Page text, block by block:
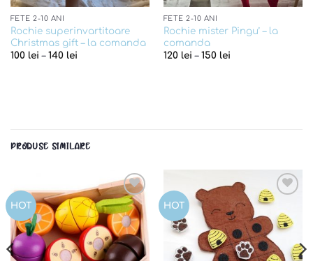
FETE 2-10 ANI
Rochie superinvartitoare
Christmas gift – la comanda
100 lei – 140 lei
FETE 2-10 ANI
Rochie mister Pingu’ – la
comanda
120 lei – 150 lei
PRODUSE SIMILARE
HOT
Add to
wishlist
HOT
Add to
wishlist